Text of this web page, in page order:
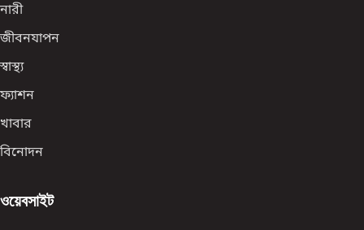
নারী
জীবনযাপন
স্বাস্থ্য
ফ্যাশন
খাবার
বিনোদন
ওয়েবসাইট